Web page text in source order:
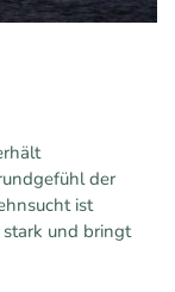
der
ist
und bringt